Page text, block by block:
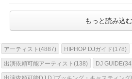
もっと読み込む
アーティスト(4887) HIPHOP DJガイド(178)
出演依頼可能アーティスト(138) DJ